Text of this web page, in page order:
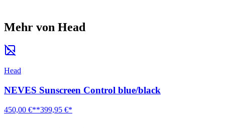
Mehr von Head
Head
NEVES Sunscreen Control blue/black
450,00 €**399,95 €*